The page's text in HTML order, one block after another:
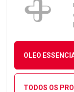
OLEO
TODOS OS